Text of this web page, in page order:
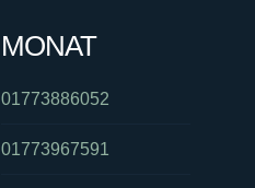
MONAT
01773886052
01773967591